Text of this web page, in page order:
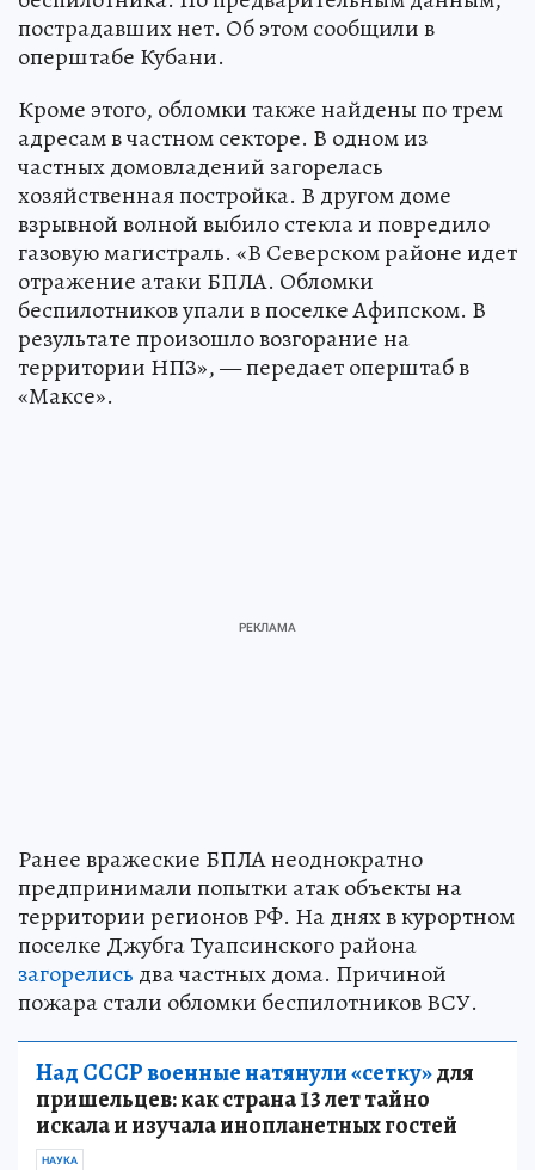
пострадавших нет. Об этом сообщили в
оперштабе Кубани.
Кроме этого, обломки также найдены по трем
адресам в частном секторе. В одном из
частных домовладений загорелась
хозяйственная постройка. В другом доме
взрывной волной выбило стекла и повредило
газовую магистраль. «В Северском районе идет
отражение атаки БПЛА. Обломки
беспилотников упали в поселке Афипском. В
результате произошло возгорание на
территории НПЗ», — передает оперштаб в
«Максе».
Ранее вражеские БПЛА неоднократно
предпринимали попытки атак объекты на
территории регионов РФ. На днях в курортном
поселке Джубга Туапсинского района
загорелись два частных дома. Причиной
пожара стали обломки беспилотников ВСУ.
Над СССР военные натянули «сетку»для
пришельцев: как страна 13 лет тайно
искала и изучала инопланетных гостей
НАУКА